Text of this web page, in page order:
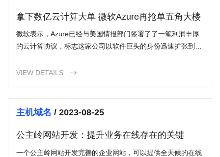
拿下数亿云计算大单 微软Azure再抢单五角大楼
微软表示，Azure已经与美国情报部门签署了了一笔利润丰厚
的云计算协议，标志这家公司以软件巨头的身份迅速扩张到了
值数亿
VIEW DETAILS 
主机域名/ 2023-08-25
公主岭网站开发：提升业务在线存在的关键
一个公主岭网站开发完善的企业网站，可以提供全天候的在线